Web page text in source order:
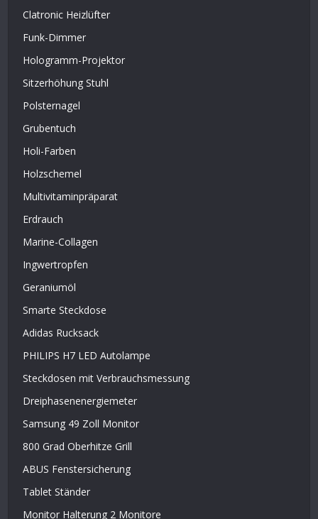
Clatronic Heizlüfter
Funk-Dimmer
Hologramm-Projektor
Sitzerhöhung Stuhl
Polsternagel
Grubentuch
Holi-Farben
Holzschemel
Multivitaminpräparat
Erdrauch
Marine-Collagen
Ingwertropfen
Geraniumöl
Smarte Steckdose
Adidas Rucksack
PHILIPS H7 LED Autolampe
Steckdosen mit Verbrauchsmessung
Dreiphasenenergiemeter
Samsung 49 Zoll Monitor
800 Grad Oberhitze Grill
ABUS Fenstersicherung
Tablet Ständer
Monitor Halterung 2 Monitore